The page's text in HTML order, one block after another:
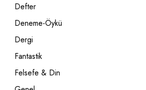
Defter
Deneme-Öykü
Dergi
Fantastik
Felsefe & Din